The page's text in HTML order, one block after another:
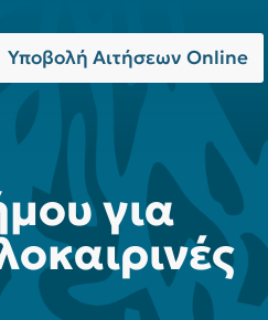
Υποβολή Αιτήσεων Online
για